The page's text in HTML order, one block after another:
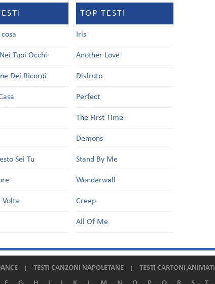
Tuoi Occhi
Dei Ricordi
Sei Tu
Volta
TOP TESTI
Iris
Another Love
Disfruto
Perfect
The First Time
Demons
Stand By Me
Wonderwall
Creep
All Of Me
TESTI CANZONI NAPOLETANE TESTI CARTONI ANIMATI